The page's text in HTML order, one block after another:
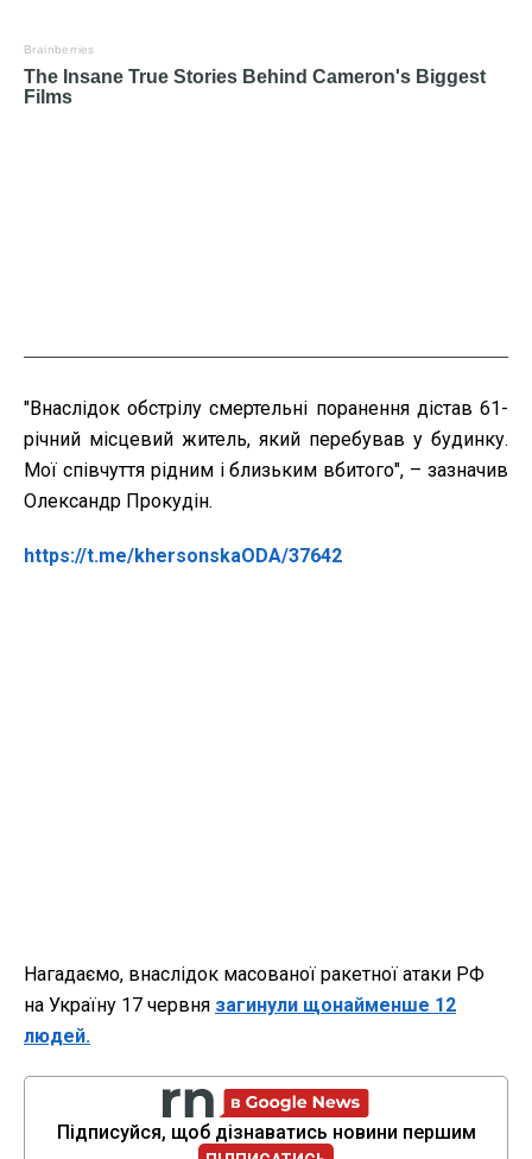
"Внаслідок обстрілу смертельні поранення дістав 61-
річний місцевий житель, який перебував у будинку.
Мої співчуття рідним і близьким вбитого", – зазначив
Олександр Прокудін.
https://t.me/khersonskaODA/37642
Нагадаємо, внаслідок масованої ракетної атаки РФ
на Україну 17 червня загинули щонайменше 12
людей.
Підписуйся, щоб дізнаватись новини першим